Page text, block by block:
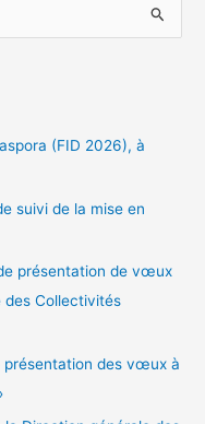
(FID 2026), à
suivi de la mise en
présentation de vœux
des Collectivités
présentation des vœux à